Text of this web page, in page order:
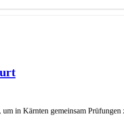
in Kärnten gemeinsam